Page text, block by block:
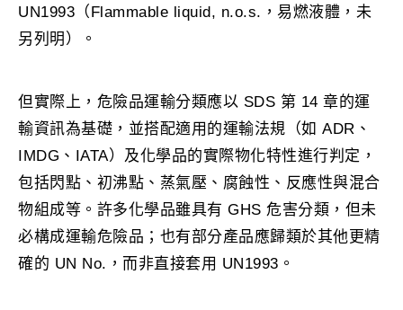
UN1993（Flammable liquid, n.o.s.，易燃液體，未
另列明）。
但實際上，危險品運輸分類應以 SDS 第 14 章的運
輸資訊為基礎，並搭配適用的運輸法規（如 ADR、
IMDG、IATA）及化學品的實際物化特性進行判定，
包括閃點、初沸點、蒸氣壓、腐蝕性、反應性與混合
物組成等。許多化學品雖具有 GHS 危害分類，但未
必構成運輸危險品；也有部分產品應歸類於其他更精
確的 UN No.，而非直接套用 UN1993。